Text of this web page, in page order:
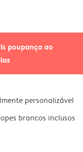
poupança ao
personalizável
brancos inclusos